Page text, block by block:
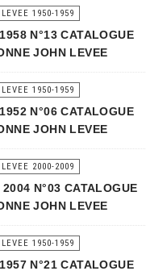
1950-1959
N°13 CATALOGUE
JOHN LEVEE
1950-1959
N°06 CATALOGUE
JOHN LEVEE
2000-2009
N°03 CATALOGUE
JOHN LEVEE
1950-1959
N°21 CATALOGUE